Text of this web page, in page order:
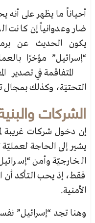
أحياناً ما يظهر على
ضار وعدوانياً إن كانت
يكون الحديث عن
“إسرائيل” مؤخرًا
المتفاقمة في تصدير
التحتيّة، وكذلك بمجال
الشركات
إن دخول شركات غريبة
يشير إلى الحاجة
الخارجيّة وأمن
فقط، إذ يحب التأكد أن
الأمنية.
وهنا تجد “إسرائيل”